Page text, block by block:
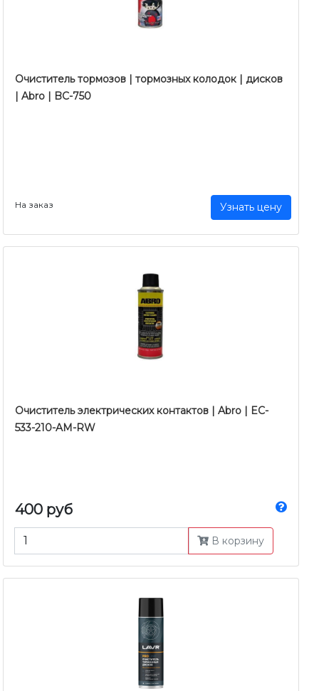
Очиститель тормозов | тормозных колодок | дисков
| Abro | BC-750
На заказ Узнать цену
Очиститель электрических контактов | Abro | EC-
533-210-AM-RW
400 руб
В корзину